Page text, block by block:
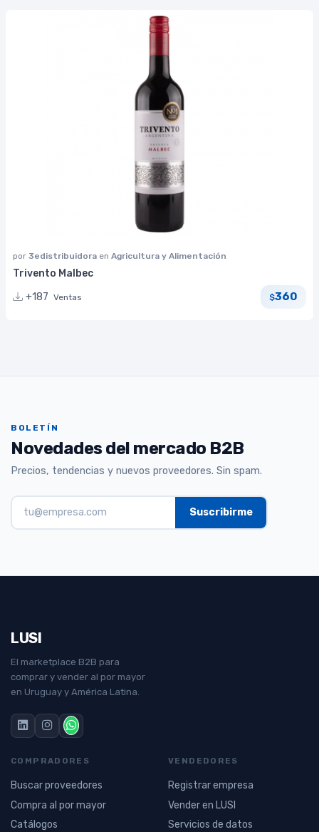
por 3edistribuidora en Agricultura y Alimentación
Trivento Malbec
+187 Ventas $360
BOLETÍN
Novedades del mercado B2B
Precios, tendencias y nuevos proveedores. Sin spam.
LUSI
El marketplace B2B para
comprar y vender al por mayor
en Uruguay y América Latina.
COMPRADORES
Buscar proveedores
Compra al por mayor
Catálogos
VENDEDORES
Registrar empresa
Vender en LUSI
Servicios de datos